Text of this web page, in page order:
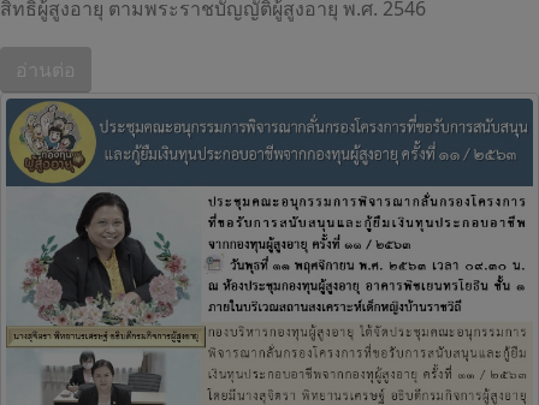
สิทธิผู้สูงอายุ ตามพระราชบัญญัติผู้สูงอายุ พ.ศ. 2546
อ่านต่อ